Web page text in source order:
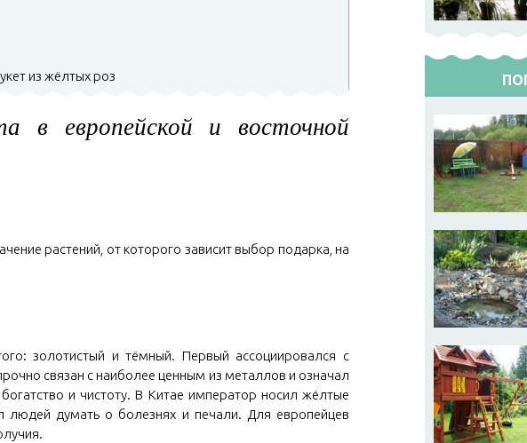
из жёлтых роз
в европейской и восточной
растений, от которого зависит выбор подарка, на
золотистый и тёмный. Первый ассоциировался с
связан с наиболее ценным из металлов и означал
и чистоту. В Китае император носил жёлтые
думать о болезнях и печали. Для европейцев